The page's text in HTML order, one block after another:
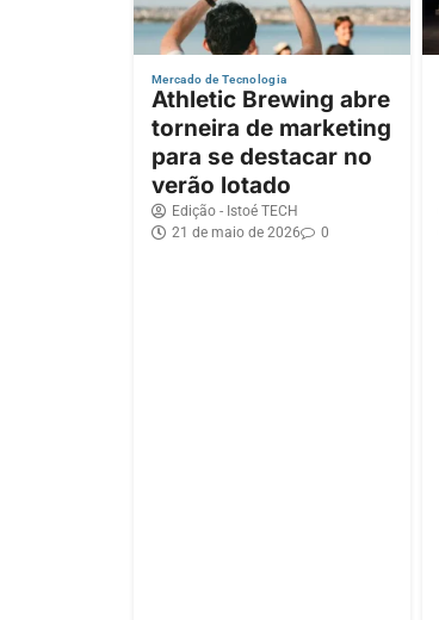
Mercado de Tecnologia
Athletic Brewing abre
torneira de marketing
para se destacar no
verão lotado
Edição - Istoé TECH
21 de maio de 2026
0